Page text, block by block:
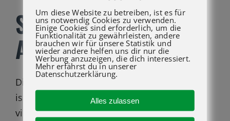
S-60 J KAUFEN BEI
ATG LIFT GMBH
Die Genie® S®-60 J Teleskoparbeitsbühne
ist aufgrund ihrer optimalen Größe für
vielfältige Einsätze in der Höhe bei
Um diese Website zu betreiben, ist es für
uns notwendig Cookies zu verwenden.
Einige Cookies sind erforderlich, um die
Funktionalität zu gewährleisten, andere
brauchen wir für unsere Statistik und
wieder andere helfen uns dir nur die
Werbung anzuzeigen, die dich interessiert.
Mehr erfährst du in unserer
Datenschutzerklärung.
Alles zulassen